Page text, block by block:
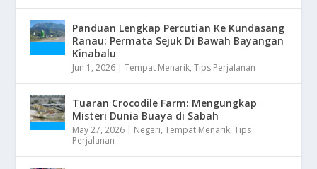
Panduan Lengkap Percutian Ke Kundasang
Ranau: Permata Sejuk Di Bawah Bayangan
Kinabalu
Jun 1, 2026 |Tempat Menarik,Tips Perjalanan
Tuaran Crocodile Farm: Mengungkap
Misteri Dunia Buaya di Sabah
May 27, 2026 Negeri,Tempat Menarik,Tips
Perjalanan